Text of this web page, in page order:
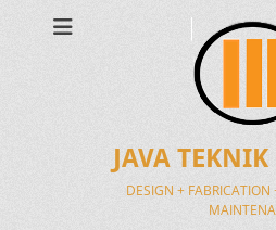
JAVA
DESIGN +